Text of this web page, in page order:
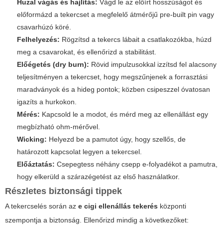
Huzal vágás és hajlítás: Vágd le az előírt hosszúságot és
előformázd a tekercset a megfelelő átmérőjű pre-built pin vagy
csavarhúzó köré.
Felhelyezés: Rögzítsd a tekercs lábait a csatlakozókba, húzd
meg a csavarokat, és ellenőrizd a stabilitást.
Előégetés (dry burn): Rövid impulzusokkal izzítsd fel alacsony
teljesítményen a tekercset, hogy megszűnjenek a forrasztási
maradványok és a hideg pontok; közben csipeszzel óvatosan
igazíts a hurkokon.
Mérés: Kapcsold le a modot, és mérd meg az ellenállást egy
megbízható ohm-mérővel.
Wicking: Helyezd be a pamutot úgy, hogy szellős, de
határozott kapcsolat legyen a tekercsel.
Előáztatás: Csepegtess néhány csepp e-folyadékot a pamutra,
hogy elkerüld a szárazégetést az első használatkor.
Részletes biztonsági tippek
A tekercselés során az e cigi ellenállás tekerés központi
szempontja a biztonság. Ellenőrizd mindig a következőket: